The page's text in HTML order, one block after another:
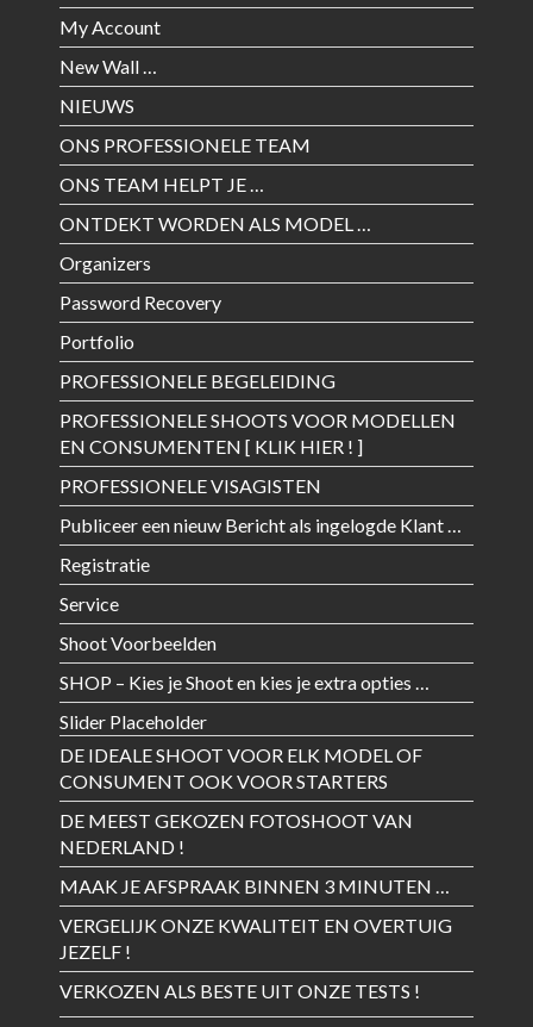
My Account
New Wall …
NIEUWS
ONS PROFESSIONELE TEAM
ONS TEAM HELPT JE …
ONTDEKT WORDEN ALS MODEL …
Organizers
Password Recovery
Portfolio
PROFESSIONELE BEGELEIDING
PROFESSIONELE SHOOTS VOOR MODELLEN
EN CONSUMENTEN [ KLIK HIER ! ]
PROFESSIONELE VISAGISTEN
Publiceer een nieuw Bericht als ingelogde Klant …
Registratie
Service
Shoot Voorbeelden
SHOP – Kies je Shoot en kies je extra opties …
Slider Placeholder
DE IDEALE SHOOT VOOR ELK MODEL OF
CONSUMENT OOK VOOR STARTERS
DE MEEST GEKOZEN FOTOSHOOT VAN
NEDERLAND !
MAAK JE AFSPRAAK BINNEN 3 MINUTEN …
VERGELIJK ONZE KWALITEIT EN OVERTUIG
JEZELF !
VERKOZEN ALS BESTE UIT ONZE TESTS !